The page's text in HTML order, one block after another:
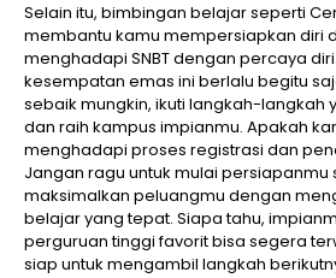
Selain itu, bimbingan belajar seperti
membantu kamu mempersiapkan diri
menghadapi SNBT dengan percaya
kesempatan emas ini berlalu begitu
sebaik mungkin, ikuti langkah-langkah
dan raih kampus impianmu. Apakah
menghadapi proses registrasi dan
Jangan ragu untuk mulai persiapanmu
maksimalkan peluangmu dengan
belajar yang tepat. Siapa tahu,
perguruan tinggi favorit bisa segera
siap untuk mengambil langkah